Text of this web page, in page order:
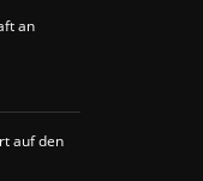
an
auf den